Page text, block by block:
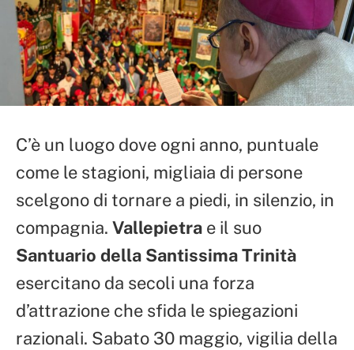
C’è un luogo dove ogni anno, puntuale
come le stagioni, migliaia di persone
scelgono di tornare a piedi, in silenzio, in
compagnia. Vallepietra e il suo
Santuario della Santissima Trinità
esercitano da secoli una forza
d’attrazione che sfida le spiegazioni
razionali. Sabato 30 maggio, vigilia della